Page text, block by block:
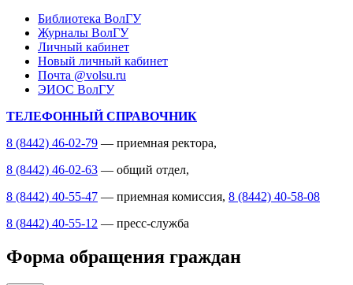
Библиотека ВолГУ
Журналы ВолГУ
Личный кабинет
Новый личный кабинет
Почта @volsu.ru
ЭИОС ВолГУ
ТЕЛЕФОННЫЙ СПРАВОЧНИК
8 (8442) 46-02-79 — приемная ректора,
8 (8442) 46-02-63 — общий отдел,
8 (8442) 40-55-47 — приемная комиссия, 8 (8442) 40-58-08
8 (8442) 40-55-12 — пресс-служба
Форма обращения граждан